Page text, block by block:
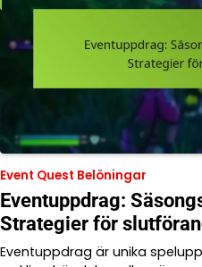
Event Quest Belöningar
Eventuppdrag:
Strategier för
Eventuppdrag är unika